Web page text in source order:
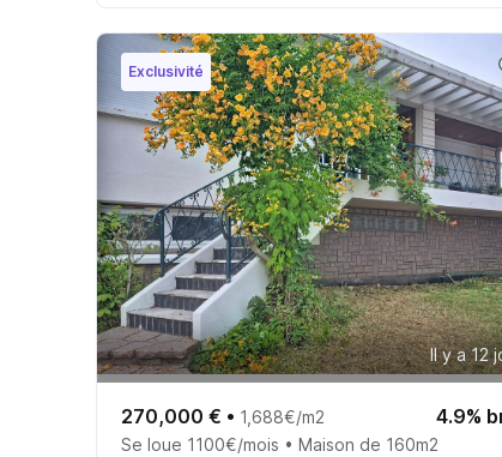
Exclusivité
Il y a 12
270,000 € • 1,688€/m2 4.9%
Se loue 1100€/mois • Maison de 160m2